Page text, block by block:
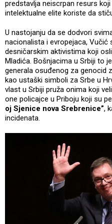
predstavlja neiscrpan resurs
intelektualne elite koriste da
U nastojanju da se dodvori
nacionalista i evropejaca,
desničarskim aktivistima koji
Mladića. Bošnjacima u Srbiji to
generala osuđenog za genocid
kao ustaški simboli za Srbe u
vlast u Srbiji pruža onima koji
one policajce u Priboju koji su
oj Sjenice nova Srebrenice”,
incidenata.